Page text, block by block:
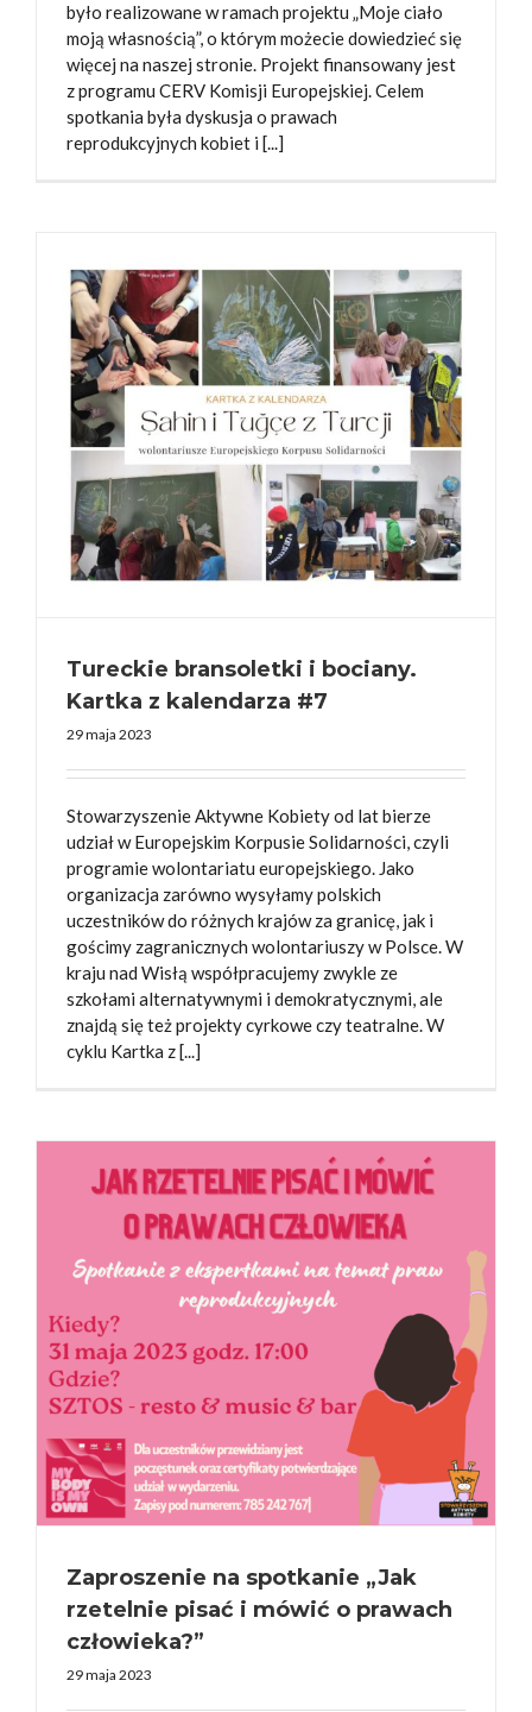
było realizowane w ramach projektu „Moje ciało
moją własnością”, o którym możecie dowiedzieć się
więcej na naszej stronie. Projekt finansowany jest
z programu CERV Komisji Europejskiej. Celem
spotkania była dyskusja o prawach
reprodukcyjnych kobiet i [...]
Tureckie bransoletki i bociany.
Kartka z kalendarza #7
29 maja 2023
Stowarzyszenie Aktywne Kobiety od lat bierze
udział w Europejskim Korpusie Solidarności, czyli
programie wolontariatu europejskiego. Jako
organizacja zarówno wysyłamy polskich
uczestników do różnych krajów za granicę, jak i
gościmy zagranicznych wolontariuszy w Polsce. W
kraju nad Wisłą współpracujemy zwykle ze
szkołami alternatywnymi i demokratycznymi, ale
znajdą się też projekty cyrkowe czy teatralne. W
cyklu Kartka z [...]
Zaproszenie na spotkanie „Jak
rzetelnie pisać i mówić o prawach
człowieka?”
29 maja 2023